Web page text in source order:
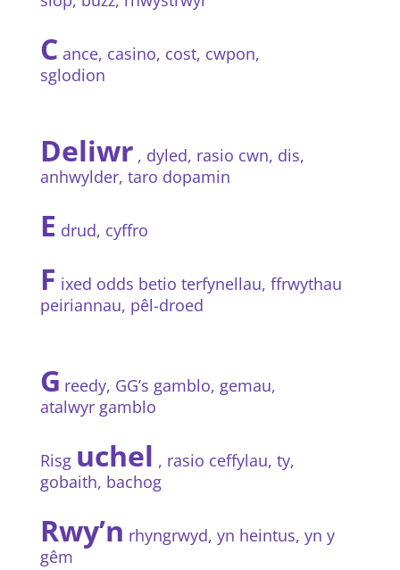
C ance, casino, cost, cwpon,
sglodion
Deliwr , dyled, rasio cwn, dis,
anhwylder, taro dopamin
E drud, cyffro
F ixed odds betio terfynellau, ffrwythau
peiriannau, pêl-droed
G reedy, GG’s gamblo, gemau,
atalwyr gamblo
Risg uchel , rasio ceffylau, ty,
gobaith, bachog
Rwy’n rhyngrwyd, yn heintus, yn y
gêm